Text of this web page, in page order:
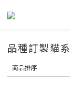
品種訂製貓
商品排序